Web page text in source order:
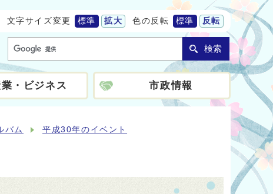
文字サイズ変更 標準 拡大 色の反転 標準 反転
検索
・ビジネス 市政情報
バム 平成30年のイベント